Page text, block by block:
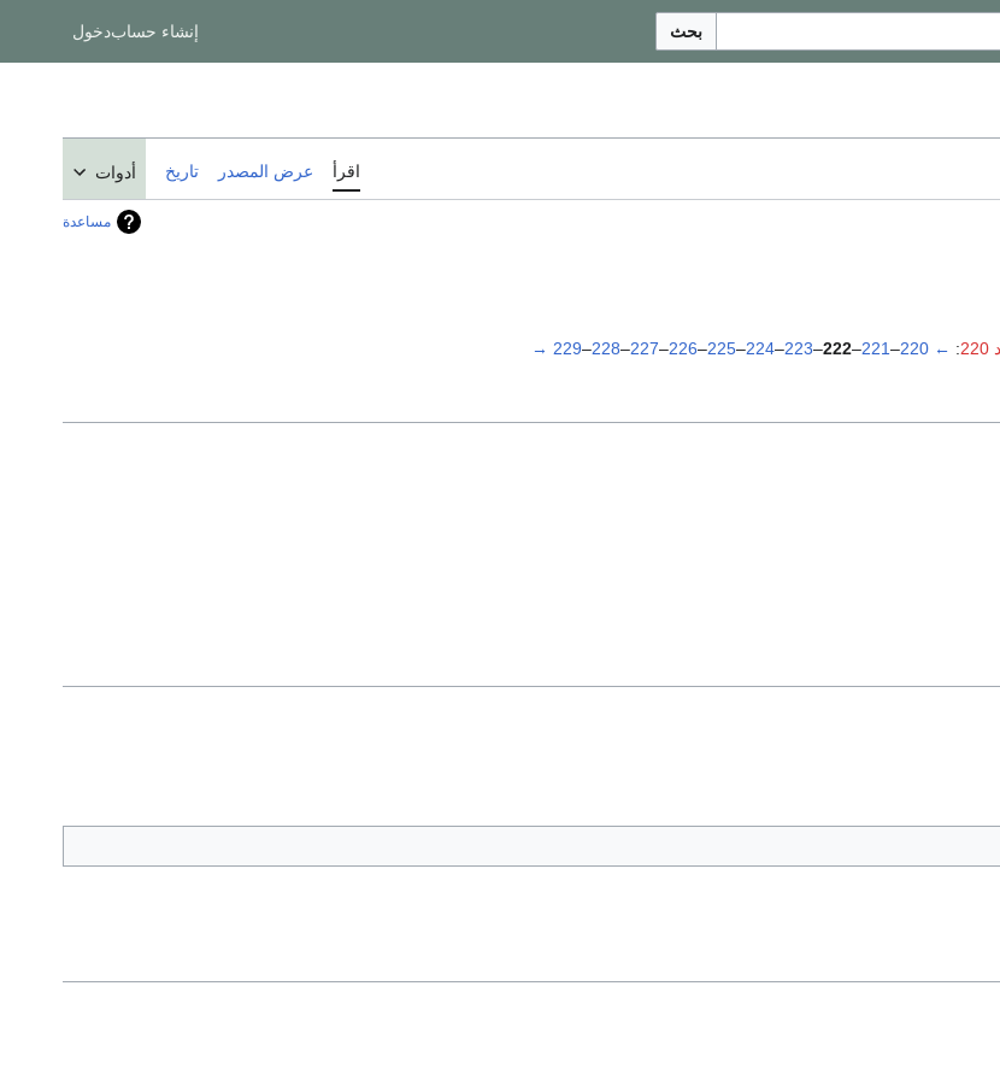
بحث إنشاء حسابدخول
اقرأ عرض المصدر تاريخ أدوات
مساعدة
:
←
220
–
221
–
222
–
223
–
224
–
225
–
226
–
227
–
228
–
229
→